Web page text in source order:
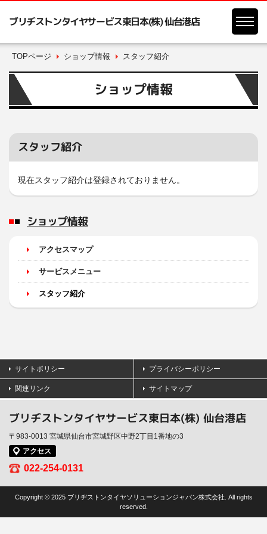
ブリヂストンタイヤサービス東日本(株) 仙台港店
TOPページ ショップ情報 スタッフ紹介
ショップ情報
スタッフ紹介
現在スタッフ紹介は登録されておりません。
ショップ情報
アクセスマップ
サービスメニュー
スタッフ紹介
サイトポリシー プライバシーポリシー
関連リンク サイトマップ
ブリヂストンタイヤサービス東日本(株) 仙台港店
〒983-0013 宮城県仙台市宮城野区中野2丁目1番地の3
アクセス
022-254-0131
Copyright © 2025 ブリヂストンタイヤソリューションジャパン株式会社. All rights
reserved.